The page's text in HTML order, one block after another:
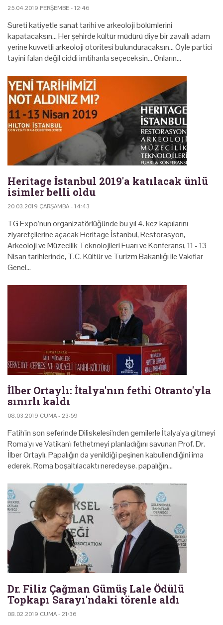
25.04.2019 PERŞEMBE - 12:46
Sureti katiyetle sanat tarihi ve arkeoloji bölümlerini
kapatacaksın... Her şehirde kültür müdürü diye bir zavallı adam
yerine kuvvetli arkeoloji otoritesi bulunduracaksın... Öyle partici
tayini falan değil ciddi imtihanla seçeceksin... Onların…
Heritage İstanbul 2019'a katılacak ünlü
isimler belli oldu
20.03.2019 ÇARŞAMBA - 14:43
TG Expo’nun organizatörlüğünde bu yıl 4. kez kapılarını
ziyaretçilerine açacak Heritage İstanbul, Restorasyon,
Arkeoloji ve Müzecilik Teknolojileri Fuarı ve Konferansı, 11 - 13
Nisan tarihlerinde, T.C. Kültür ve Turizm Bakanlığı ile Vakıflar
Genel…
İlber Ortaylı: İtalya'nın fethi Otranto'yla
sınırlı kaldı
08.03.2019 CUMA - 23:59
Fatih'in son seferinde Diliskelesi'nden gemilerle İtalya'ya gitmeyi
Roma'yı ve Vatikan'ı fethetmeyi planladığını savunan Prof. Dr.
İlber Ortaylı, Papalığın da yenildiği peşinen kabullendiğini ima
ederek, Roma boşaltılacaktı neredeyse, papalığın…
Dr. Filiz Çağman Gümüş Lale Ödülü
Topkapı Sarayı'ndaki törenle aldı
08.02.2019 CUMA - 21:36